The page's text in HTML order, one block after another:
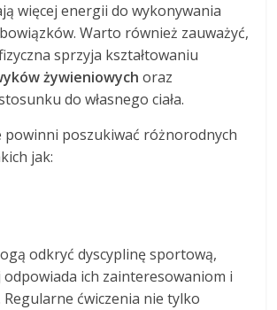
więcej energii do wykonywania
Warto również zauważyć,
sprzyja kształtowaniu
żywieniowych oraz
do własnego ciała.
poszukiwać różnorodnych
jak:
odkryć dyscyplinę sportową,
ich zainteresowaniom i
Regularne ćwiczenia nie tylko